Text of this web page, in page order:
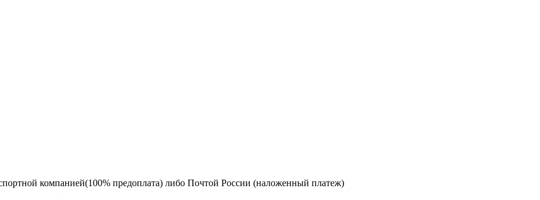
компанией(100% предоплата) либо Почтой России (наложенный платеж)